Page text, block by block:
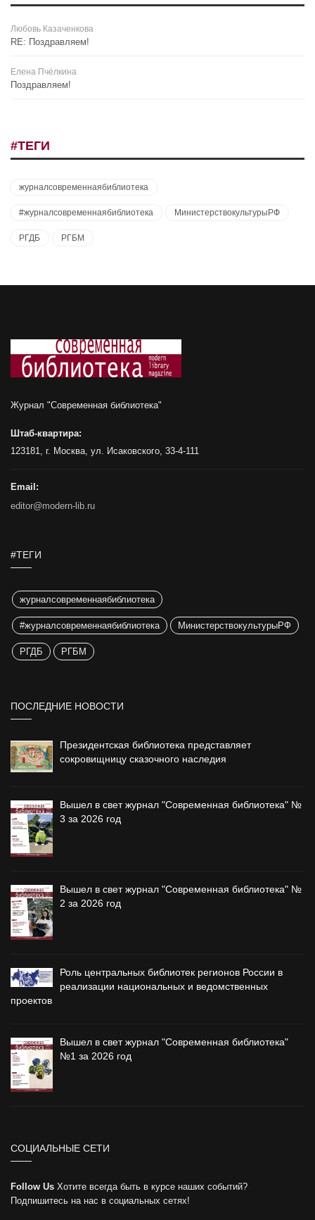
Любовь Казаченкова
RE: Поздравляем!
Елена Пчёлкина
Поздравляем!
#ТЕГИ
журналсовременнаябиблиотека
#журналсовременнаябиблиотека МинистерствокультурыРФ
РГДБ РГБМ
Журнал "Современная библиотека"
Штаб-квартира:
123181, г. Москва, ул. Исаковского, 33-4-111
Email:
editor@modern-lib.ru
#ТЕГИ
журналсовременнаябиблиотека
#журналсовременнаябиблиотека МинистерствокультурыРФ
РГДБ РГБМ
ПОСЛЕДНИЕ НОВОСТИ
Президентская библиотека представляет
сокровищницу сказочного наследия
Вышел в свет журнал "Современная библиотека" №
3 за 2026 год
Вышел в свет журнал "Современная библиотека" №
2 за 2026 год
Роль центральных библиотек регионов России в
реализации национальных и ведомственных
проектов
Вышел в свет журнал "Современная библиотека"
№1 за 2026 год
СОЦИАЛЬНЫЕ СЕТИ
Follow Us Хотите всегда быть в курсе наших событий?
Подпишитесь на нас в социальных сетях!